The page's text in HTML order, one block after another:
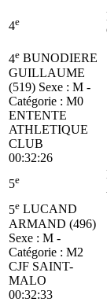
4e
4e BUNODIERE
GUILLAUME
(519) Sexe : M -
Catégorie : M0
ENTENTE
ATHLETIQUE
CLUB
00:32:26
5e
5e LUCAND
ARMAND (496)
Sexe : M -
Catégorie : M2
CJF SAINT-
MALO
00:32:33